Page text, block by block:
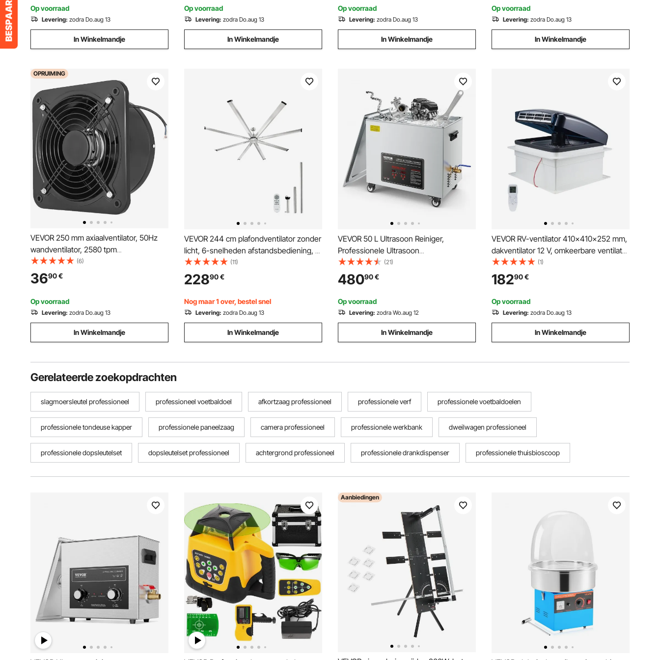
thuis
Op voorraad
Levering: zodra Do.aug 13
In Winkelmandje
glazen tandheelkundige instrumenten
Op voorraad
Levering: zodra Do.aug 13
In Winkelmandje
Industriële ventilator IP44
Op voorraad
Levering: zodra Do.aug 13
In Winkelmandje
Gymnastiek
Op voorraad
Levering: zodra Do.aug 13
In Winkelmandje
OPRUIMING
VEVOR 250 mm axiaalventilator, 50Hz
wandventilator, 2580 tpm
wandventilator, 220V ventilator,
axiaalventilator, wandventilator
(6)
3690€
Op voorraad
Levering: zodra Do.aug 13
In Winkelmandje
VEVOR 244 cm plafondventilator zonder
licht, 6-snelheden afstandsbediening, 8
aluminium bladen, DC-motor, ventilator
voor slaapkamer, woonkamer, terras,
binnen/buiten, geborsteld nikkel
(11)
22890€
Nog maar 1 over, bestel snel
Levering: zodra Do.aug 13
In Winkelmandje
VEVOR 50 L Ultrasoon Reiniger,
Professionele Ultrasoon
Reinigingsmachine met Reinigingsmand
en Digitaal Display, 840 W RVS 40 kHz
Reinigingsmachine met Wielen voor
Onderdelen, Carburateurs en
Instrumenten
(21)
48090€
Op voorraad
Levering: zodra Wo.aug 12
In Winkelmandje
VEVOR RV-ventilator 410x410x252 mm,
dakventilator 12 V, omkeerbare ventilator
met 10 snelheden en
afstandsbediening, regenhoes,
elektrische deksel, afzuigventilator,
dakventilatie past op RV-dakopeningen
(1)
18290€
Op voorraad
Levering: zodra Do.aug 13
In Winkelmandje
Gerelateerde zoekopdrachten
slagmoersleutel professioneel professioneel voetbaldoel afkortzaag professioneel professionele verf professionele voetbaldoelen
professionele tondeuse kapper professionele paneelzaag camera professioneel professionele werkbank dweilwagen professioneel
professionele dopsleutelset dopsleutelset professioneel achtergrond professioneel professionele drankdispenser professionele thuisbioscoop
Aanbiedingen